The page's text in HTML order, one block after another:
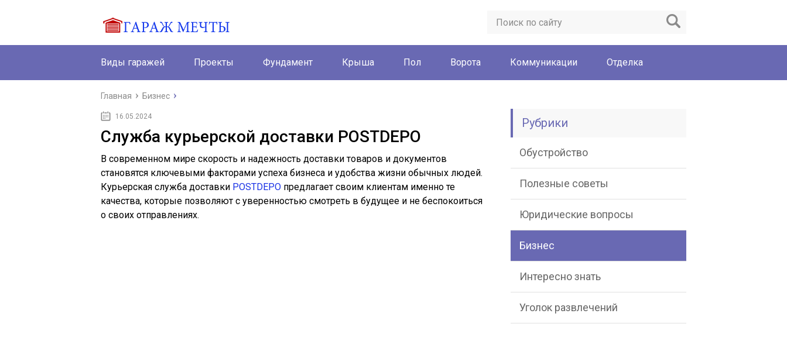
Виды гаражей Проекты Фундамент Крыша Пол Ворота Коммуникации Отделка
Главная Бизнес
16.05.2024
Служба курьерской доставки POSTDEPO
В современном мире скорость и надежность доставки товаров и документов
становятся ключевыми факторами успеха бизнеса и удобства жизни обычных людей.
Курьерская служба доставки POSTDEPO предлагает своим клиентам именно те
качества, которые позволяют с уверенностью смотреть в будущее и не беспокоиться
о своих отправлениях.
Рубрики
Обустройство
Полезные советы
Юридические вопросы
Бизнес
Интересно знать
Уголок развлечений